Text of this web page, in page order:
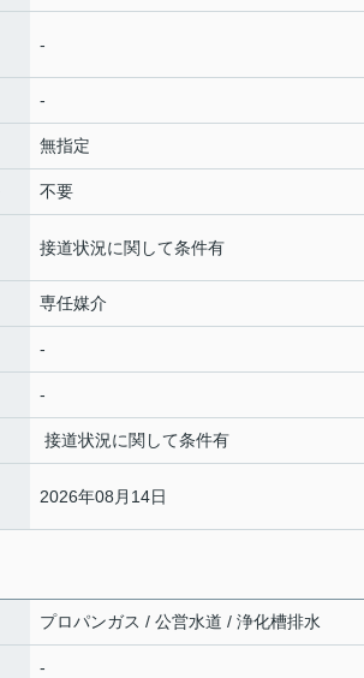
-
-
無指定
不要
接道状況に関して条件有
専任媒介
-
-
接道状況に関して条件有
2026年08月14日
プロパンガス / 公営水道 / 浄化槽排水
-